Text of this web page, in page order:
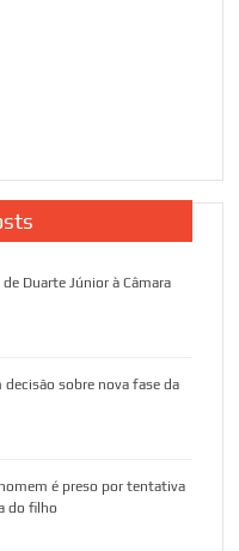
Duarte Júnior à Câmara
sobre nova fase da
é preso por tentativa
do filho